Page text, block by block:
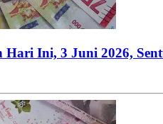
Ini, 3 Juni 2026,